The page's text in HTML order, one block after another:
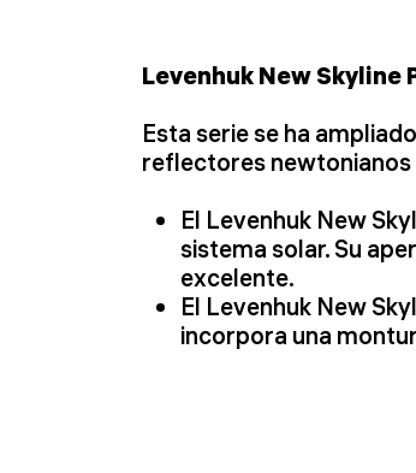
Levenhuk New Skyline
Esta serie se ha
reflectores
El Levenhuk New
sistema solar. Su
excelente.
El Levenhuk New
incorpora una